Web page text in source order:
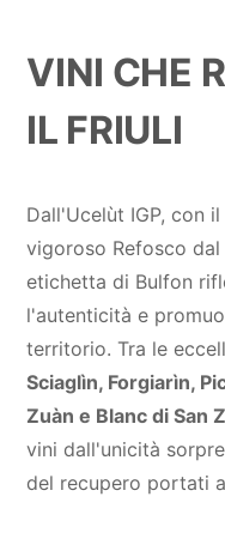
VINI CHE
IL FRIULI
Dall'Ucelùt IGP, con
vigoroso Refosco
etichetta di Bulfon
l'autenticità e
territorio. Tra le
Sciaglìn, Forgiarìn,
Zuàn e Blanc di San
vini dall'unicità
del recupero portati